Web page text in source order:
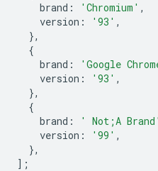
brand : 'Chromium' ,
version : '93' ,
},
{
brand : 'Google
version : '93' ,
},
{
brand : ' Not;A Brand'
version : '99' ,
},
];